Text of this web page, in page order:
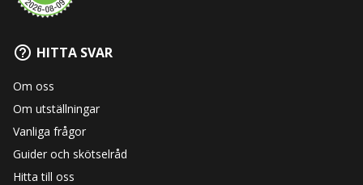
HITTA SVAR
Om oss
Om utställningar
Vanliga frågor
Guider och skötselråd
Hitta till oss